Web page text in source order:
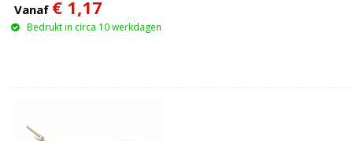
Vanaf € 1,17
Bedrukt in circa 10 werkdagen